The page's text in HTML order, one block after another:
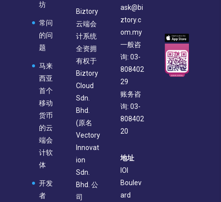
坊
常问
的问
题
马来
西亚
首个
移动
货币
的云
端会
计软
体
开发
者
Biztory
云端会
计系统
全资拥
有权于
Biztory
Cloud
Sdn.
Bhd.
(原名
Vectory
Innovat
ion
Sdn.
Bhd. 公
司
ask@bi
ztory.c
om.my
一般咨
询: 03-
808402
29
账务咨
询: 03-
808402
20
地址
IOI
Boulev
ard